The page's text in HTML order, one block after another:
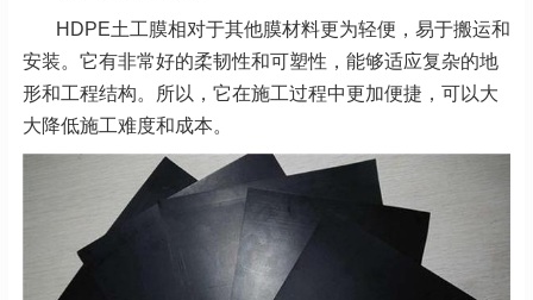
HDPE土工膜相对于其他膜材料更为轻便，易于搬运和
安装。它有非常好的柔韧性和可塑性，能够适应复杂的地
形和工程结构。所以，它在施工过程中更加便捷，可以大
大降低施工难度和成本。